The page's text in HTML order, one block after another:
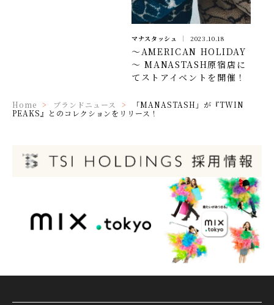
マナスタッシュ 2023.10.18
～AMERICAN HOLIDAY
～ MANASTASH原宿店に
てストアイベントを開催！
Home ブランドニュース
「MANASTASH」が『TWIN
PEAKS』とのコレクションをリリース！